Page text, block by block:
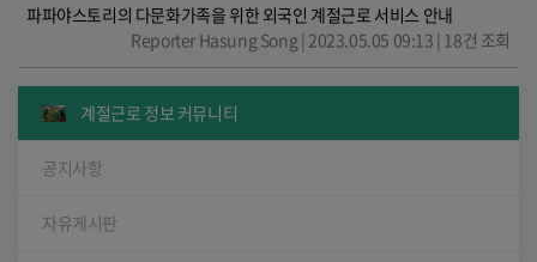
파파야스토리의 다문화가족을 위한 외국인 계절근로 서비스 안내
Reporter Hasung Song | 2023.05.05 09:13 | 18건 조회
계절근로 정보 커뮤니티
공지사항
자유게시판